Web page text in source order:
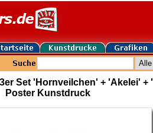
Set 'Hornveilchen' + 'Akelei' +
Poster Kunstdruck